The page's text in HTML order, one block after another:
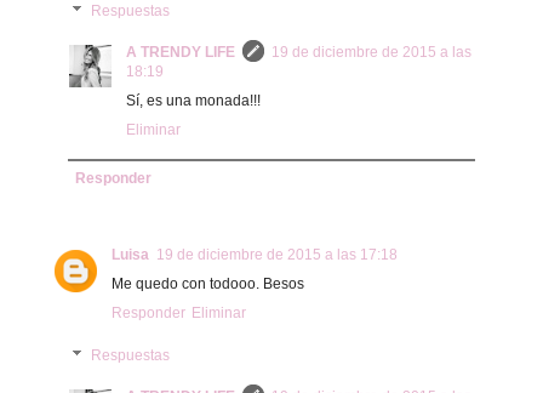
Respuestas
A TRENDY LIFE
19 de diciembre de 2015 a las
18:19
Sí, es una monada!!!
Eliminar
Responder
Luisa 19 de diciembre de 2015 a las 17:18
Me quedo con todooo. Besos
Responder Eliminar
Respuestas